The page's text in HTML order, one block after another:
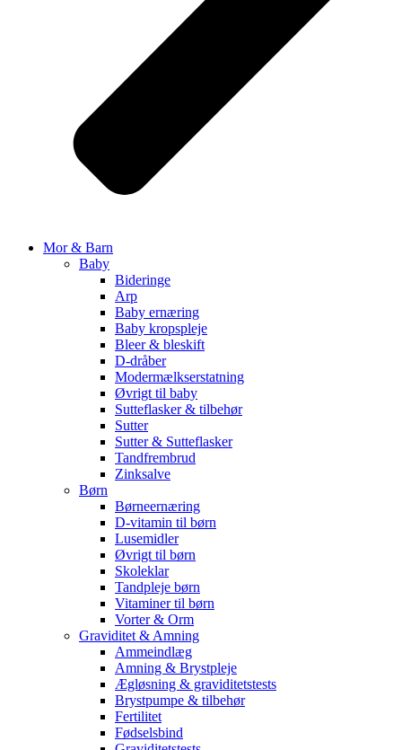
Mor & Barn
Baby
Bideringe
Arp
Baby ernæring
Baby kropspleje
Bleer & bleskift
D-dråber
Modermælkserstatning
Øvrigt til baby
Sutteflasker & tilbehør
Sutter
Sutter & Sutteflasker
Tandfrembrud
Zinksalve
Børn
Børneernæring
D-vitamin til børn
Lusemidler
Øvrigt til børn
Skoleklar
Tandpleje børn
Vitaminer til børn
Vorter & Orm
Graviditet & Amning
Ammeindlæg
Amning & Brystpleje
Ægløsning & graviditetstests
Brystpumpe & tilbehør
Fertilitet
Fødselsbind